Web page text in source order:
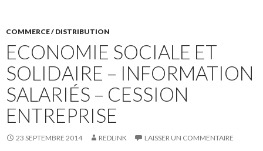
COMMERCE / DISTRIBUTION
ECONOMIE SOCIALE ET
SOLIDAIRE – INFORMATION
SALARIÉS – CESSION
ENTREPRISE
23 SEPTEMBRE 2014 REDLINK LAISSER UN COMMENTAIRE